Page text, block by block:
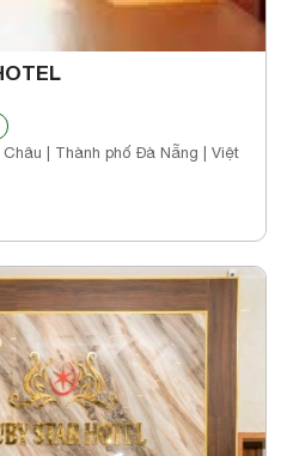
| Thành phố Đà Nẵng | Việt